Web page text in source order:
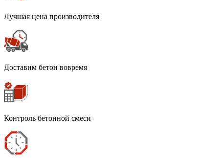
Лучшая цена производителя
Доставим бетон вовремя
Контроль бетонной смеси